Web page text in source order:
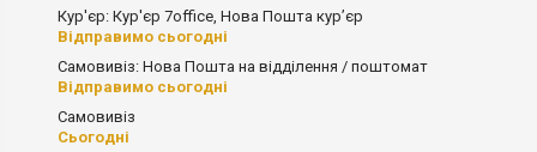
Кур'єр: Кур'єр 7office, Нова Пошта кур’єр
Відправимо сьогодні
Самовивіз: Нова Пошта на відділення / поштомат
Відправимо сьогодні
Самовивіз
Сьогодні